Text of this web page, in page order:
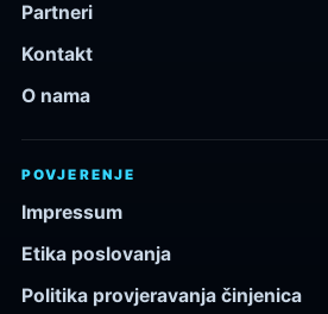
Partneri
Kontakt
O nama
POVJERENJE
Impressum
Etika poslovanja
Politika provjeravanja činjenica